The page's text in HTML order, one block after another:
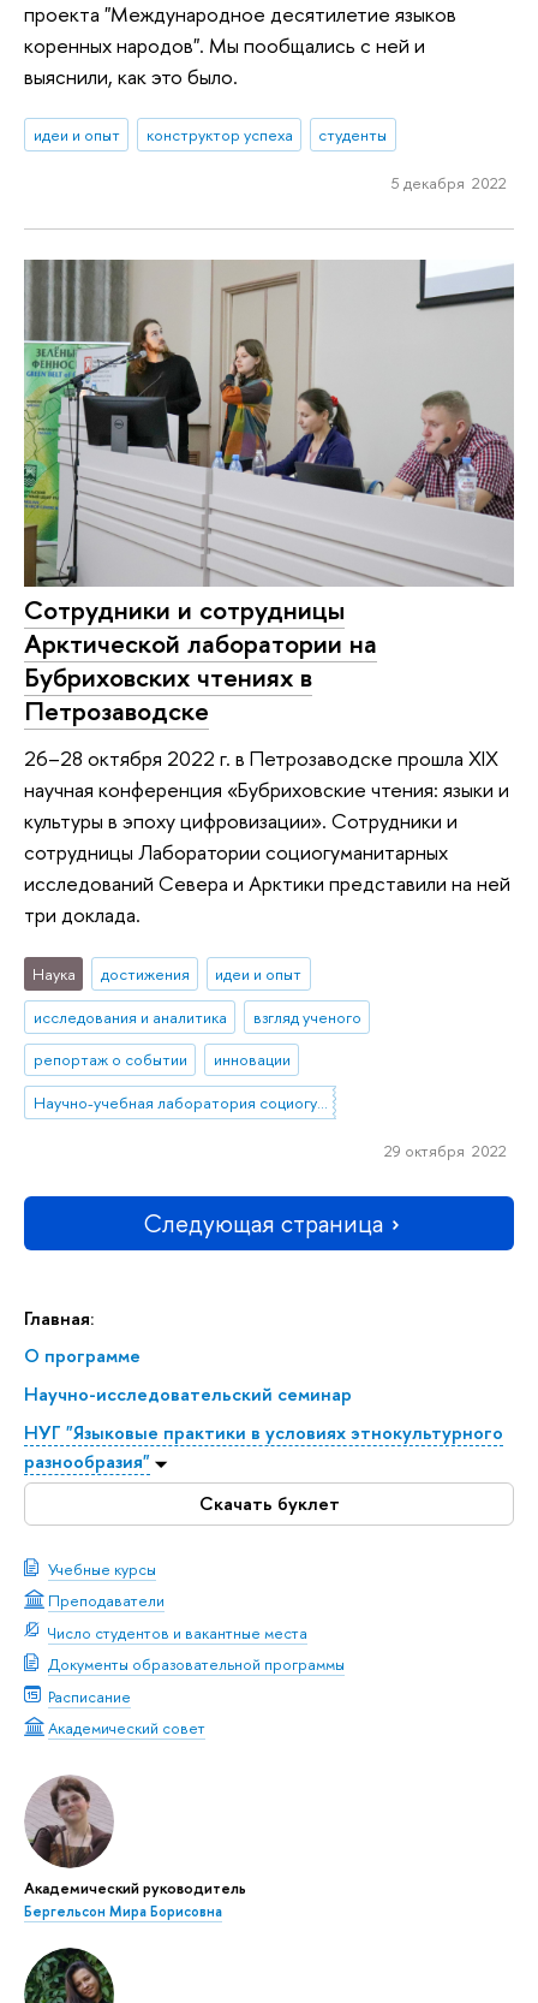
Главная:
О программе
Научно-исследовательский семинар
НУГ "Языковые практики в условиях этнокультурного
разнообразия"
Скачать буклет
Учебные курсы
Преподаватели
Число студентов и вакантные места
Документы образовательной программы
Расписание
Академический совет
Академический руководитель
Бергельсон Мира Борисовна
проекта "Международное десятилетие языков
коренных народов". Мы пообщались с ней и
выяснили, как это было.
идеи и опыт конструктор успеха студенты
5 декабря 2022
Сотрудники и сотрудницы
Арктической лаборатории на
Бубриховских чтениях в
Петрозаводске
26–28 октября 2022 г. в Петрозаводске прошла XIX
научная конференция «Бубриховские чтения: языки и
культуры в эпоху цифровизации». Сотрудники и
сотрудницы Лаборатории социогуманитарных
исследований Севера и Арктики представили на ней
три доклада.
Наука достижения
идеи и опыт
исследования и аналитика
взгляд ученого
репортаж о событии
инновации
Научно-учебная лаборатория социогуманитарных исследований Севера и Арктики
29 октября 2022
Следующая страница